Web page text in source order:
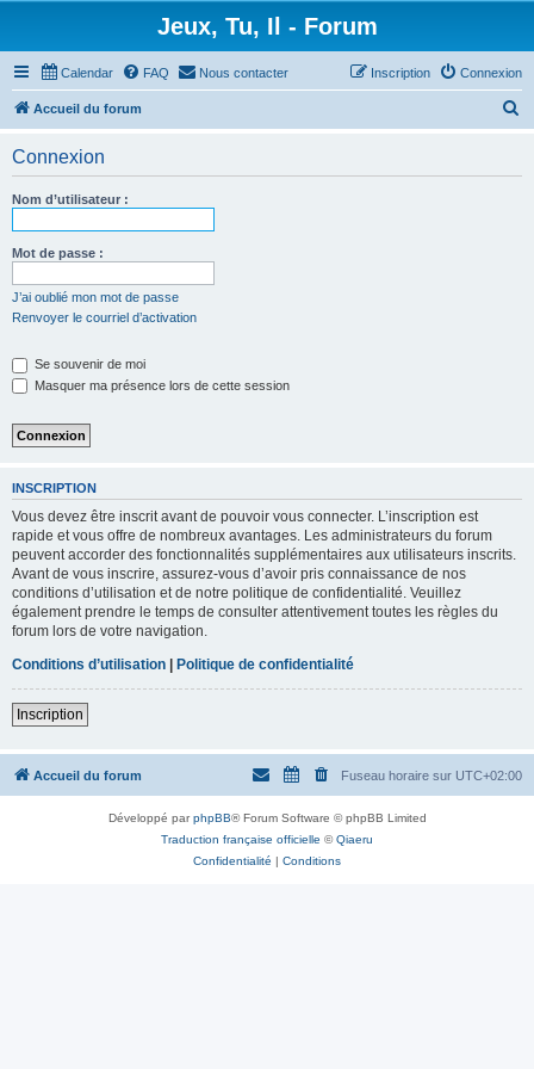
Jeux, Tu, Il - Forum
Calendar FAQ Nous contacter Connexion
Inscription
Accueil du forum
Connexion
Nom d’utilisateur :
Mot de passe :
J’ai oublié mon mot de passe
Renvoyer le courriel d’activation
Se souvenir de moi
Masquer ma présence lors de cette session
INSCRIPTION
Vous devez être inscrit avant de pouvoir vous connecter. L’inscription est
rapide et vous offre de nombreux avantages. Les administrateurs du forum
peuvent accorder des fonctionnalités supplémentaires aux utilisateurs inscrits.
Avant de vous inscrire, assurez-vous d’avoir pris connaissance de nos
conditions d’utilisation et de notre politique de confidentialité. Veuillez
également prendre le temps de consulter attentivement toutes les règles du
forum lors de votre navigation.
Conditions d’utilisation | Politique de confidentialité
Inscription
Accueil du forum Fuseau horaire sur UTC+02:00
Développé parphpBB® Forum Software © phpBB Limited
Traduction française officielle ©Qiaeru
Confidentialité | Conditions